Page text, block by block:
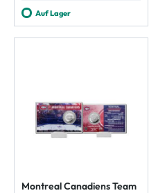
Auf Lager
Montreal Canadiens Team